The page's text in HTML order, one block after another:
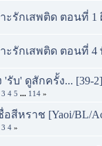
าะรักเสพติด ตอนที่
าะรักเสพติด ตอนที่ 4
'รับ' ดูสักครั้ง... [39-2]
3 4 5 ... 114 »
สีหราช [Yaoi/BL/
3 4 »